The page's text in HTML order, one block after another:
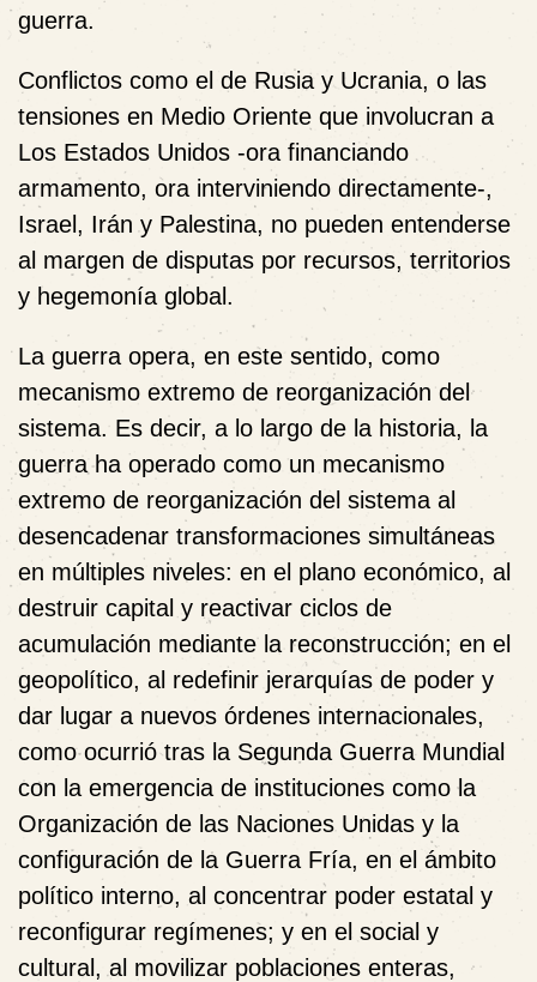
guerra.
Conflictos como el de Rusia y Ucrania, o las
tensiones en Medio Oriente que involucran a
Los Estados Unidos -ora financiando
armamento, ora interviniendo directamente-,
Israel, Irán y Palestina, no pueden entenderse
al margen de disputas por recursos, territorios
y hegemonía global.
La guerra opera, en este sentido, como
mecanismo extremo de reorganización del
sistema. Es decir, a lo largo de la historia, la
guerra ha operado como un mecanismo
extremo de reorganización del sistema al
desencadenar transformaciones simultáneas
en múltiples niveles: en el plano económico, al
destruir capital y reactivar ciclos de
acumulación mediante la reconstrucción; en el
geopolítico, al redefinir jerarquías de poder y
dar lugar a nuevos órdenes internacionales,
como ocurrió tras la Segunda Guerra Mundial
con la emergencia de instituciones como la
Organización de las Naciones Unidas y la
configuración de la Guerra Fría, en el ámbito
político interno, al concentrar poder estatal y
reconfigurar regímenes; y en el social y
cultural, al movilizar poblaciones enteras,